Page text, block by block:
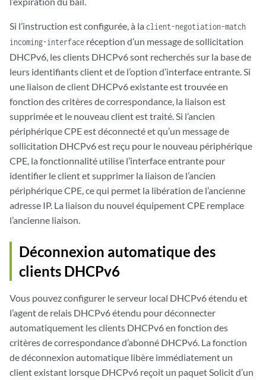
Si l’instruction est configurée, à la client-negotiation-match
incoming-interface réception d’un message de sollicitation
DHCPv6, les clients DHCPv6 sont recherchés sur la base de
leurs identifiants client et de l’option d’interface entrante. Si
une liaison de client DHCPv6 existante est trouvée en
fonction des critères de correspondance, la liaison est
supprimée et le nouveau client est traité. Si l’ancien
périphérique CPE est déconnecté et qu’un message de
sollicitation DHCPv6 est reçu pour le nouveau périphérique
CPE, la fonctionnalité utilise l’interface entrante pour
identifier le client et supprimer la liaison de l’ancien
périphérique CPE, ce qui permet la libération de l’ancienne
adresse IP. La liaison du nouvel équipement CPE remplace
l’ancienne liaison.
Déconnexion automatique des
clients DHCPv6
Vous pouvez configurer le serveur local DHCPv6 étendu et
l’agent de relais DHCPv6 étendu pour déconnecter
automatiquement les clients DHCPv6 en fonction des
critères de correspondance d’abonné DHCPv6. La fonction
de déconnexion automatique libère immédiatement un
client existant lorsque DHCPv6 reçoit un paquet Solicit d’un